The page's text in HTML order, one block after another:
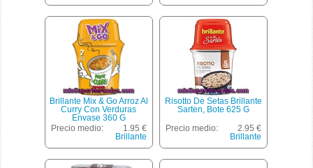
Brillante Mix & Go Arroz Al
Curry Con Verduras
Envase 360 G
Precio medio:
1.95 €
Brillante
Risotto De Setas Brillante
Sarten, Bote 625 G
Precio medio:
2.95 €
Brillante